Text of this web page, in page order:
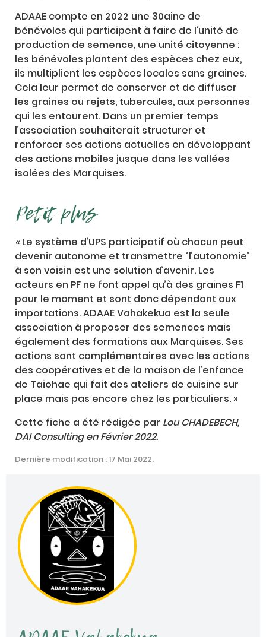
ADAAE compte en 2022 une 30aine de
bénévoles qui participent à faire de l’unité de
production de semence, une unité citoyenne :
les bénévoles plantent des espèces chez eux,
ils multiplient les espèces locales sans graines.
Cela leur permet de conserver et de diffuser
les graines ou rejets, tubercules, aux personnes
qui les entourent. Dans un premier temps
l’association souhaiterait structurer et
renforcer ses actions actuelles en développant
des actions mobiles jusque dans les vallées
isolées des Marquises.
Petit plus
«Le système d’UPS participatif où chacun peut
devenir autonome et transmettre “l’autonomie”
à son voisin est une solution d’avenir. Les
acteurs en PF ne font appel qu’à des graines F1
pour le moment et sont donc dépendant aux
importations. ADAAE Vahakekua est la seule
association à proposer des semences mais
également des formations aux Marquises. Ses
actions sont complémentaires avec les actions
des coopératives et de la maison de l’enfance
de Taiohae qui fait des ateliers de cuisine sur
place mais pas encore chez les particuliers. »
Cette fiche a été rédigée par Lou CHADEBECH,
DAI Consulting en Février 2022.
Dernière modification : 17 Mai 2022.